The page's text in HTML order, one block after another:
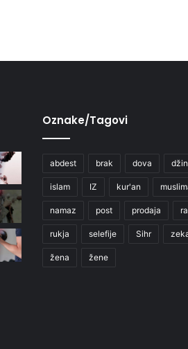
Oznake/Tagovi
abdest brak dova
islam IZ kur'an
namaz post prodaja
rukja selefije Sihr
žena žene